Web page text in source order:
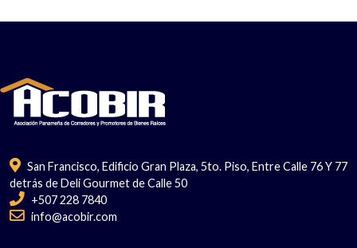
San Francisco, Edificio Gran Plaza, 5to. Piso, Entre Calle 76 Y 77
detrás de Deli Gourmet de Calle 50
+507 228 7840
info@acobir.com